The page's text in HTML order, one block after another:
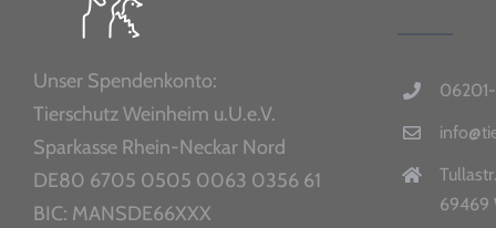
Unser Spendenkonto:
Tierschutz Weinheim u.U.e.V.
Sparkasse Rhein-Neckar Nord
DE80 6705 0505 0063 0356 61
BIC: MANSDE66XXX
69469